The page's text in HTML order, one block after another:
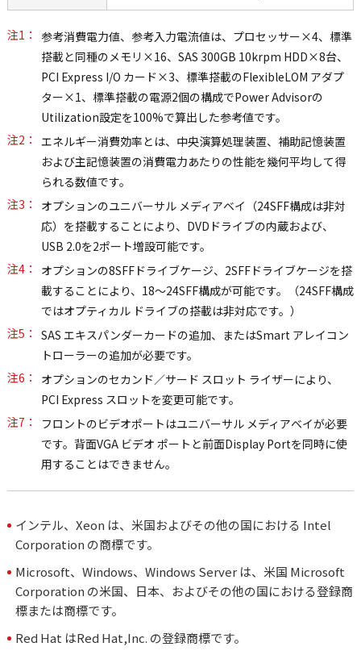
注1： 参考消費電力値、参考入力電流値は、プロセッサー×4、標準
搭載と同種のメモリ×16、SAS 300GB 10krpm HDD×8台、
PCI Express I/O カード×3、標準搭載のFlexibleLOM アダプ
ター×1、標準搭載の電源2個の構成でPower Advisorの
Utilization設定を100%で算出した参考値です。
注2： エネルギー消費効率とは、中央演算処理装置、補助記憶装置
および主記憶装置の消費電力あたりの性能を幾何平均して得
られる数値です。
注3：
オプションのユニバーサル メディアベイ（24SFF構成は非対
応）を搭載することにより、DVDドライブの内蔵および、
USB 2.0を2ポート増設可能です。
注4：
オプションの8SFFドライブケージ、2SFFドライブケージを搭
載することにより、18～24SFF構成が可能です。（24SFF構成
ではオプティカル ドライブの搭載は非対応です。）
注5： SAS エキスパンダーカードの追加、またはSmart アレイコン
トローラーの追加が必要です。
注6：
オプションのセカンド／サード スロット ライザーにより、
PCI Express スロットを変更可能です。
注7：
フロントのビデオポートはユニバーサル メディアベイが必要
です。背面VGA ビデオ ポートと前面Display Portを同時に使
用することはできません。
インテル、Xeon は、米国およびその他の国における Intel
Corporation の商標です。
Microsoft、Windows、Windows Server は、米国 Microsoft
Corporation の米国、日本、およびその他の国における登録商
標または商標です。
Red Hat はRed Hat,Inc. の登録商標です。